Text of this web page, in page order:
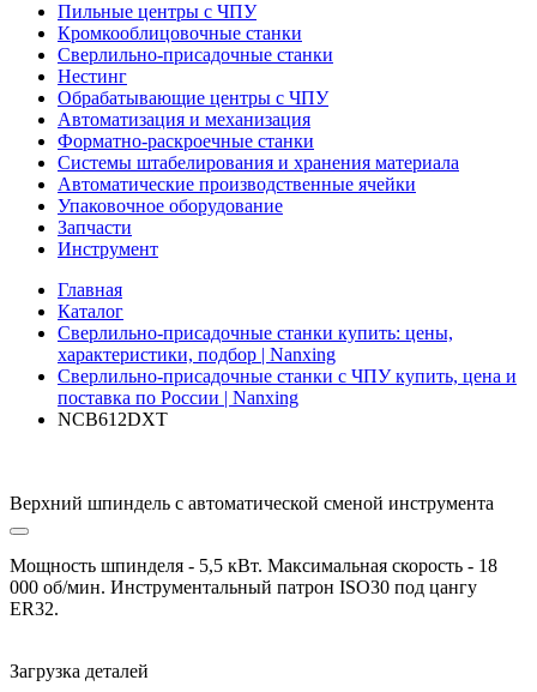
Пильные центры с ЧПУ
Кромкооблицовочные станки
Сверлильно-присадочные станки
Нестинг
Обрабатывающие центры с ЧПУ
Автоматизация и механизация
Форматно-раскроечные станки
Системы штабелирования и хранения материала
Автоматические производственные ячейки
Упаковочное оборудование
Запчасти
Инструмент
Главная
Каталог
Сверлильно-присадочные станки купить: цены,
характеристики, подбор | Nanxing
Сверлильно-присадочные станки с ЧПУ купить, цена и
поставка по России | Nanxing
NCB612DXT
Верхний шпиндель с автоматической сменой инструмента
Мощность шпинделя - 5,5 кВт. Максимальная скорость - 18
000 об/мин. Инструментальный патрон ISO30 под цангу
ER32.
Загрузка деталей